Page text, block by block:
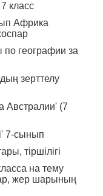
класс
Африка
географии за
зерттелу
Австралии' (7
7-сынып
тіршілігі
на тему
жер шарының